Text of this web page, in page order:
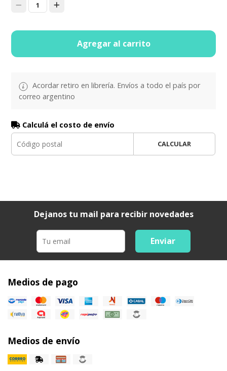
1
Agregar al carrito
Acordar retiro en librería. Envíos a todo el país por
correo argentino
Calculá el costo de envío
CALCULAR
Dejanos tu mail para recibir novedades
Enviar
Medios de pago
Medios de envío